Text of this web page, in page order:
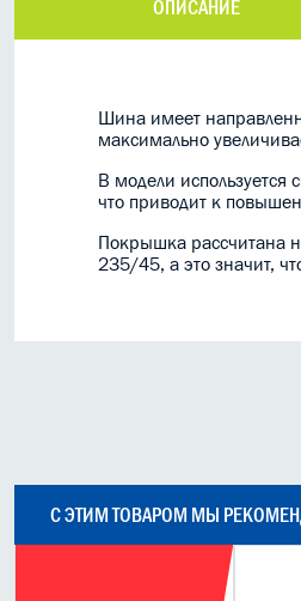
ОПИСАНИЕ
Шина имеет
максимально
В модели
что приводит к
Покрышка рассчитана
235/45, а это значит,
С ЭТИМ ТОВАРОМ МЫ